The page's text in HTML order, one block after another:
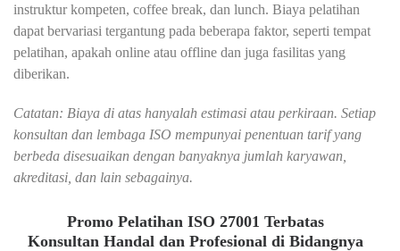
instruktur kompeten, coffee break, dan lunch. Biaya pelatihan
dapat bervariasi tergantung pada beberapa faktor, seperti tempat
pelatihan, apakah online atau offline dan juga fasilitas yang
diberikan.
Catatan: Biaya di atas hanyalah estimasi atau perkiraan. Setiap
konsultan dan lembaga ISO mempunyai penentuan tarif yang
berbeda disesuaikan dengan banyaknya jumlah karyawan,
akreditasi, dan lain sebagainya.
Promo Pelatihan ISO 27001 Terbatas
Konsultan Handal dan Profesional di Bidangnya